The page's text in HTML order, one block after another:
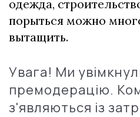
одежда,
порыться можно
вытащить.
Увага! Ми
премодерацію.
з'являються із